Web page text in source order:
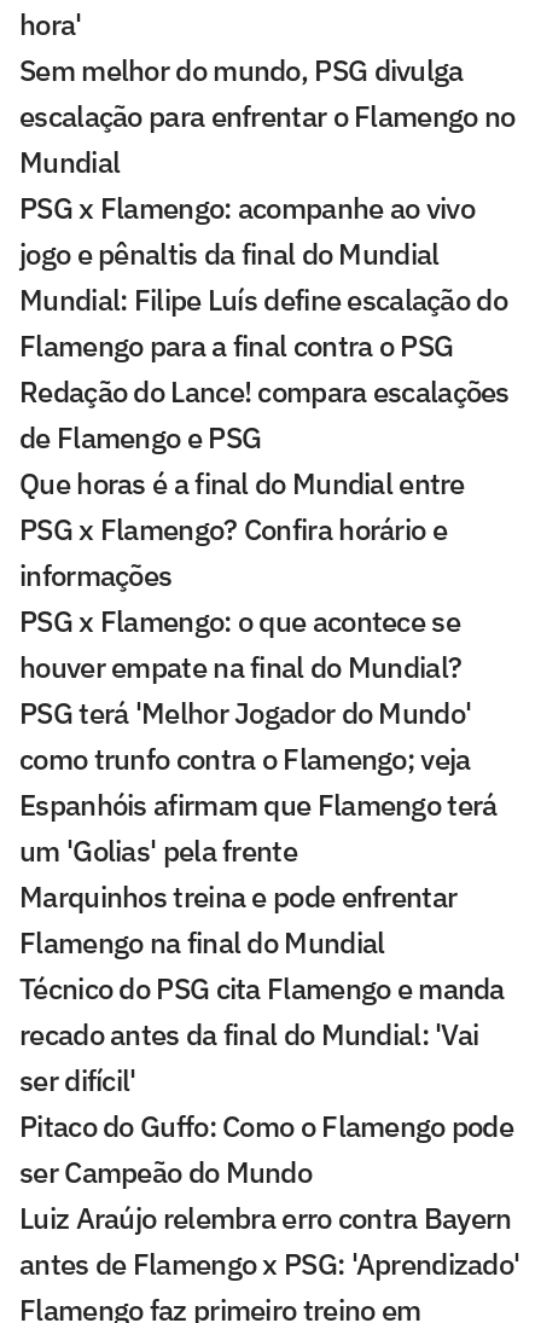
hora'
Sem melhor do mundo, PSG divulga
escalação para enfrentar o Flamengo no
Mundial
PSG x Flamengo: acompanhe ao vivo
jogo e pênaltis da final do Mundial
Mundial: Filipe Luís define escalação do
Flamengo para a final contra o PSG
Redação do Lance! compara escalações
de Flamengo e PSG
Que horas é a final do Mundial entre
PSG x Flamengo? Confira horário e
informações
PSG x Flamengo: o que acontece se
houver empate na final do Mundial?
PSG terá 'Melhor Jogador do Mundo'
como trunfo contra o Flamengo; veja
Espanhóis afirmam que Flamengo terá
um 'Golias' pela frente
Marquinhos treina e pode enfrentar
Flamengo na final do Mundial
Técnico do PSG cita Flamengo e manda
recado antes da final do Mundial: 'Vai
ser difícil'
Pitaco do Guffo: Como o Flamengo pode
ser Campeão do Mundo
Luiz Araújo relembra erro contra Bayern
antes de Flamengo x PSG: 'Aprendizado'
Flamengo faz primeiro treino em